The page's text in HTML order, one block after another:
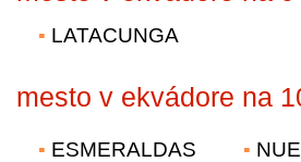
LATACUNGA
mesto v ekvádore na
ESMERALDAS